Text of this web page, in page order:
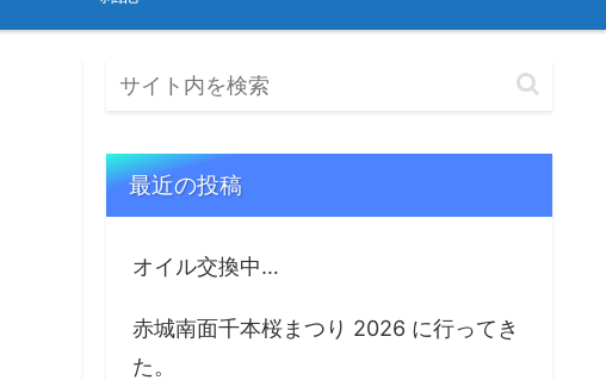
最近の投稿
オイル交換中…
赤城南面千本桜まつり 2026 に行ってき
た。